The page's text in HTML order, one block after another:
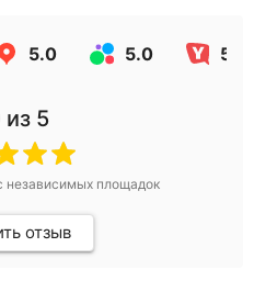
5.0 5.0 5.0
из 5
независимых площадок
отзыв